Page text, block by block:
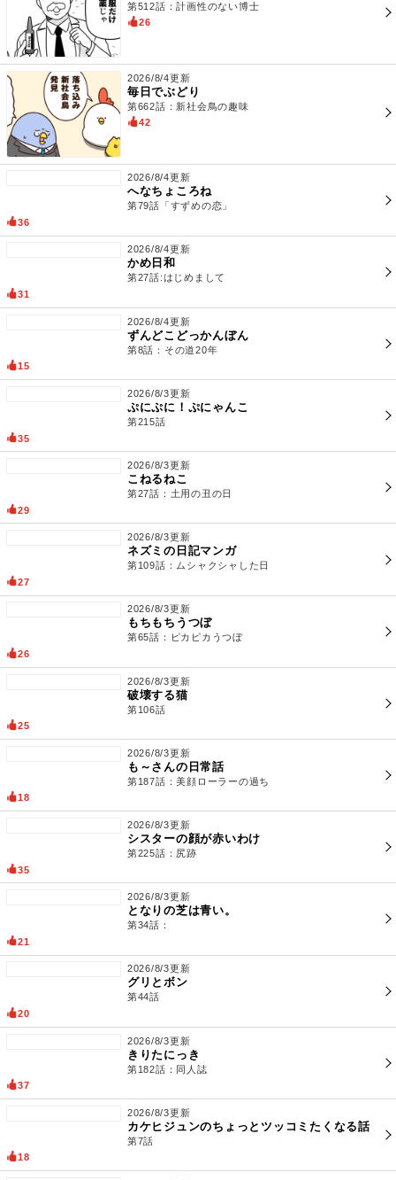
第512話：計画性のない博士
26
2026/8/4更新
毎日でぶどり
第662話：新社会鳥の趣味
42
2026/8/4更新
へなちょころね
第79話「すずめの恋」
2026/8/4更新
第27話:はじめまして
31
2026/8/4更新
ずんどこどっかんぼん
第8話：その道20年
15
2026/8/3更新
ぷにぷに！ぷにゃんこ
35
第27話：土用の丑の日
29
2026/8/3更新
ネズミの日記マンガ
第109話：ムシャクシャした日
2026/8/3更新
もちもちうつぼ
26
破壊する猫
第106話
25
2026/8/3更新
も～さんの日常話
第187話：美顔ローラーの過ち
2026/8/3更新
35